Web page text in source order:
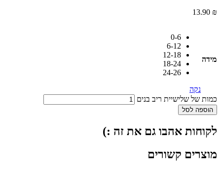
13.90 ₪
מידה
0-6
6-12
12-18
18-24
24-26
נקה
כמות של שלישיית ריב בנים
הוספה לסל
לקוחות אהבו גם את זה :)
מוצרים קשורים